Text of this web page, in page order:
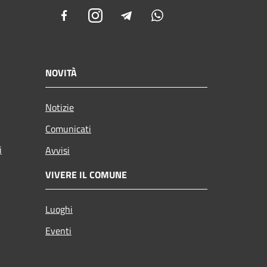
FacebookInstagramTelegram
NOVITÀ
Notizie
Comunicati
Avvisi
VIVERE IL COMUNE
Luoghi
Eventi